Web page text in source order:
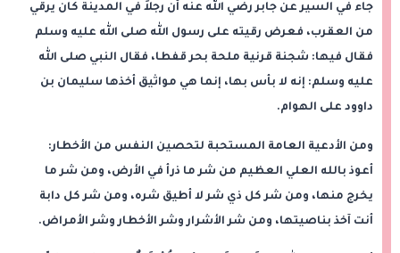
جاء في السير عن جابر رضي الله عنه أن رجلاً في المدينة كان يرقي
من العقرب، فعرض رقيته على رسول الله صلى الله عليه وسلم
فقال فيها: شجنة قرنية ملحة بحر قفطا، فقال النبي صلى الله
عليه وسلم: إنه لا بأس بها، إنما هي مواثيق أخذها سليمان بن
داوود على الهوام.
ومن الأدعية العامة المستحبة لتحصين النفس من الأخطار:
أعوذ بالله العلي العظيم من شر ما ذرأ في الأرض، ومن شر ما
يخرج منها، ومن شر كل ذي شر لا أطيق شره، ومن شر كل دابة
أنت آخذ بناصيتها، ومن شر الأشرار وشر الأخطار وشر الأمراض.